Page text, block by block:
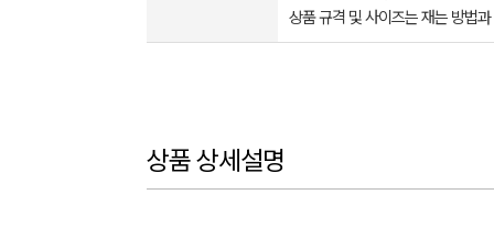
상품 규격 및 사이즈는 재는 방법
상품 상세설명